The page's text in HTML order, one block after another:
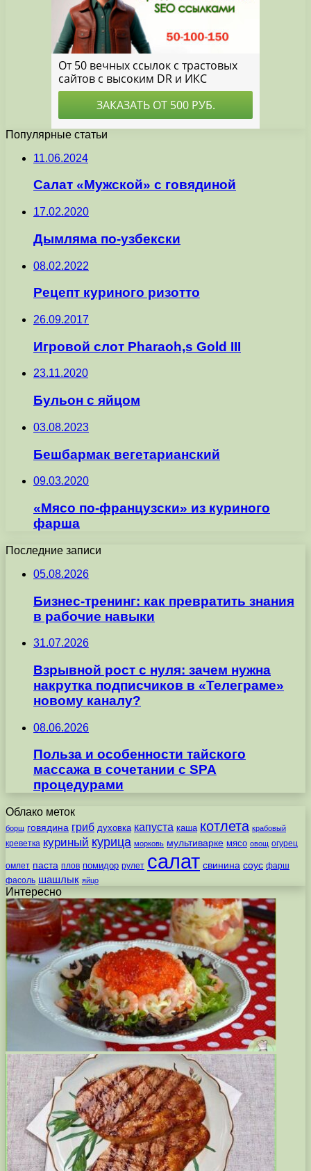
Популярные статьи
11.06.2024
Салат «Мужской» с говядиной
17.02.2020
Дымляма по-узбекски
08.02.2022
Рецепт куриного ризотто
26.09.2017
Игровой слот Pharaoh,s Gold III
23.11.2020
Бульон с яйцом
03.08.2023
Бешбармак вегетарианский
09.03.2020
«Мясо по-французски» из куриного
фарша
Последние записи
05.08.2026
Бизнес-тренинг: как превратить знания
в рабочие навыки
31.07.2026
Взрывной рост с нуля: зачем нужна
накрутка подписчиков в «Телеграме»
новому каналу?
08.06.2026
Польза и особенности тайского
массажа в сочетании с SPA
процедурами
Облако меток
борщ говядина гриб духовка капуста каша котлета крабовый
креветка куриный курица морковь мультиварке мясо овощ огурец
омлет паста плов помидор рулет салат свинина соус фарш
фасоль шашлык яйцо
Интересно